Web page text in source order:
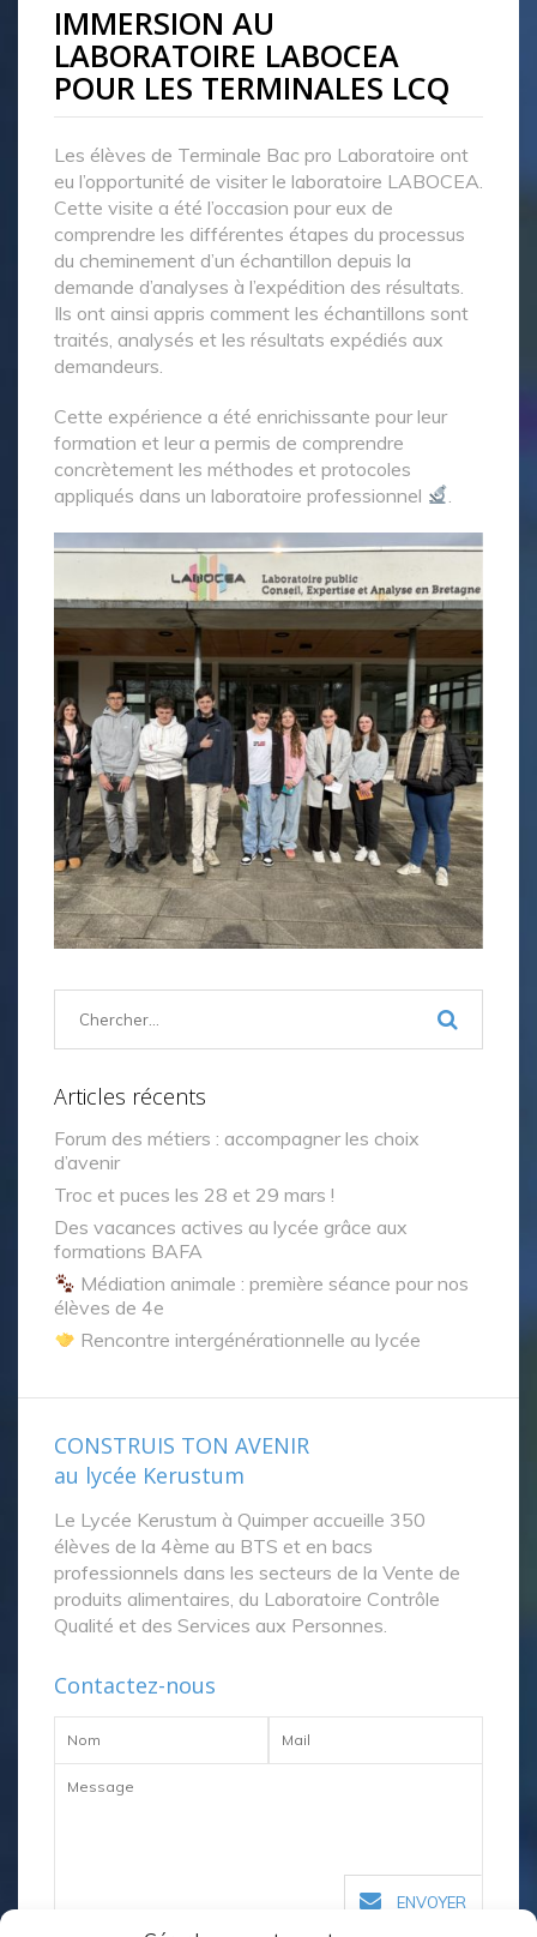
IMMERSION AU
LABORATOIRE LABOCEA
POUR LES TERMINALES LCQ
Les élèves de Terminale Bac pro Laboratoire ont
eu l’opportunité de visiter le laboratoire LABOCEA.
Cette visite a été l’occasion pour eux de
comprendre les différentes étapes du processus
du cheminement d’un échantillon depuis la
demande d’analyses à l’expédition des résultats.
Ils ont ainsi appris comment les échantillons sont
traités, analysés et les résultats expédiés aux
demandeurs.
Cette expérience a été enrichissante pour leur
formation et leur a permis de comprendre
concrètement les méthodes et protocoles
appliqués dans un laboratoire professionnel
Articles récents
Forum des métiers : accompagner les choix
d’avenir
Troc et puces les 28 et 29 mars !
Des vacances actives au lycée grâce aux
formations BAFA
Médiation animale : première séance pour nos
élèves de 4e
Rencontre intergénérationnelle au lycée
CONSTRUIS TON AVENIR
au lycée Kerustum
Le Lycée Kerustum à Quimper accueille 350
élèves de la 4ème au BTS et en bacs
professionnels dans les secteurs de la Vente de
produits alimentaires, du Laboratoire Contrôle
Qualité et des Services aux Personnes.
Contactez-nous
ENVOYER